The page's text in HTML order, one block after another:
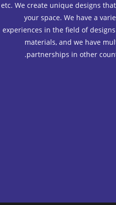
etc. We create unique designs
your space. We have a
experiences in the field of
materials, and we have
partnerships in other